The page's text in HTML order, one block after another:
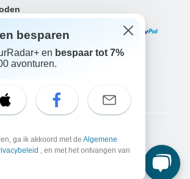
Privacybeleid
Cookies
besparen
en bespaar tot 7%
avonturen.
ga ik akkoord met de Algemene
, en met het ontvangen van